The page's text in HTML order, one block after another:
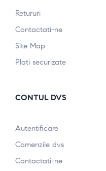
Retururi
Contactati-ne
Site Map
Plati securizate
CONTUL DVS
Autentificare
Comenzile dvs
Contactati-ne